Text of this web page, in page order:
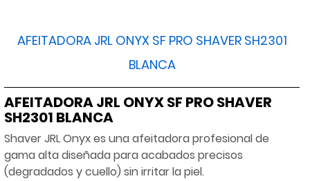
AFEITADORA JRL ONYX SF PRO SHAVER SH2301
BLANCA
AFEITADORA JRL ONYX SF PRO SHAVER
SH2301 BLANCA
Shaver JRL Onyx es una afeitadora profesional de
gama alta diseñada para acabados precisos
(degradados y cuello) sin irritar la piel.